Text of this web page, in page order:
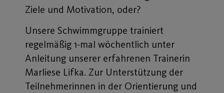
Ziele und Motivation, oder?
Unsere Schwimmgruppe trainiert
regelmäßig 1-mal wöchentlich unter
Anleitung unserer erfahrenen Trainerin
Marliese Lifka. Zur Unterstützung der
Teilnehmerinnen in der Orientierung und